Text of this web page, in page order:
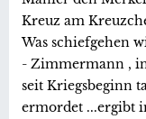
Kreuz am
Was schiefgehen
- Zimmermann ,
seit Kriegsbeginn
ermordet ...ergibt